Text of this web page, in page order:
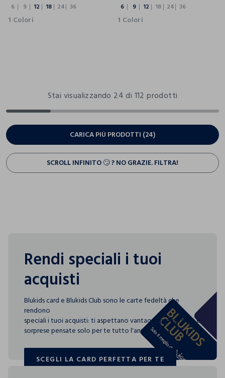
6 9 12 18 24 36
1 Colori
6 9 12 18 24 36
1 Colori
Stai visualizzando 24 di 112 prodotti
CARICA PIÙ PRODOTTI (24)
SCROLL INFINITO 🙄 ? NO GRAZIE. FILTRA!
Rendi speciali i tuoi
acquisti
Blukids card e Blukids Club sono le carte fedeltà che
rendono
speciali i tuoi acquisti: ti aspettano vantaggi, promozioni e
sorprese pensate solo per te tutto l'anno!
SCEGLI LA CARD PERFETTA PER TE
SCEGLI LA CARD PERFETTA PER TE